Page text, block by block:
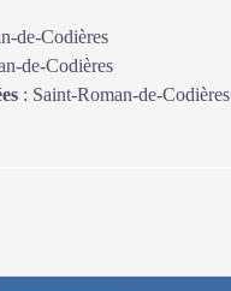
de-Codières
de-Codières
: Saint-Roman-de-Codières